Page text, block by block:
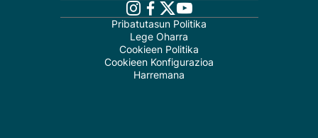
Pribatutasun Politika
Lege Oharra
Cookieen Politika
Cookieen Konfigurazioa
Harremana